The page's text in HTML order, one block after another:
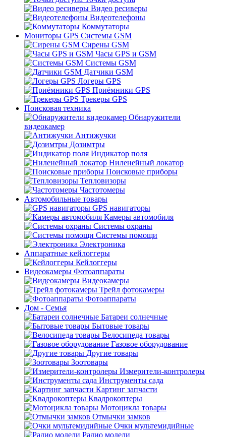
Видео ресиверы
Видеотелефоны
Коммутаторы
Мониторы GPS Системы GSM
Сирены GSM
Часы GPS и GSM
Системы GSM
Датчики GSM
Логеры GPS
Приёмники GPS
Трекеры GPS
Поисковая техника
Обнаружители
видеокамер
Антижучки
Дозимтры
Индикатор поля
Ниленейный локатор
Поисковые приборы
Тепловизоры
Частотомеры
Автомобильные товары
GPS навигаторы
Камеры автомобиля
Системы охраны
Системы помощи
Электроника
Аппаратные кейлоггеры
Кейлоггеры
Видеокамеры Фотоаппараты
Видеокамеры
Трейл фотокамеры
Фотоаппараты
Дом - Семья
Батареи солнечные
Бытовые товары
Велосипеда товары
Газовое оборудование
Другие товары
Зоотовары
Измерители-контролеры
Инструменты сада
Картинг запчасти
Квадрокоптеры
Мотоцикла товары
Отмычки замков
Очки мультемидийные
Радио модели